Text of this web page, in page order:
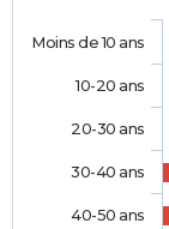
Moins de 10 ans
10-20 ans
20-30 ans
30-40 ans
40-50 ans